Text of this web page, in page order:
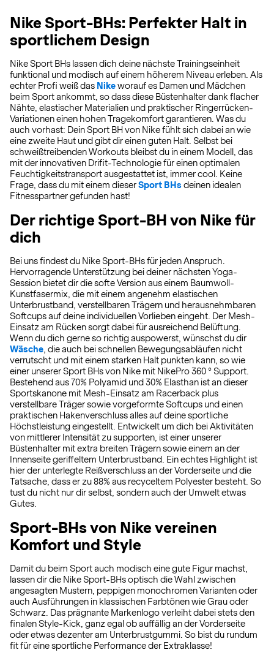
Nike Sport-BHs: Perfekter Halt in
sportlichem Design
Nike Sport BHs lassen dich deine nächste Trainingseinheit
funktional und modisch auf einem höherem Niveau erleben. Als
echter Profi weiß das Nikeworauf es Damen und Mädchen
beim Sport ankommt, so dass diese Büstenhalter dank flacher
Nähte, elastischer Materialien und praktischer Ringerrücken-
Variationen einen hohen Tragekomfort garantieren. Was du
auch vorhast: Dein Sport BH von Nike fühlt sich dabei an wie
eine zweite Haut und gibt dir einen guten Halt. Selbst bei
schweißtreibenden Workouts bleibst du in einem Modell, das
mit der innovativen Drifit-Technologie für einen optimalen
Feuchtigkeitstransport ausgestattet ist, immer cool. Keine
Frage, dass du mit einem dieserSport BHs deinen idealen
Fitnesspartner gefunden hast!
Der richtige Sport-BH von Nike für
dich
Bei uns findest du Nike Sport-BHs für jeden Anspruch.
Hervorragende Unterstützung bei deiner nächsten Yoga-
Session bietet dir die softe Version aus einem Baumwoll-
Kunstfasermix, die mit einem angenehm elastischen
Unterbrustband, verstellbaren Trägern und herausnehmbaren
Softcups auf deine individuellen Vorlieben eingeht. Der Mesh-
Einsatz am Rücken sorgt dabei für ausreichend Belüftung.
Wenn du dich gerne so richtig auspowerst, wünschst du dir
Wäsche , die auch bei schnellen Bewegungsabläufen nicht
verrutscht und mit einem starken Halt punkten kann, so wie
einer unserer Sport BHs von Nike mit NikePro 360 ° Support.
Bestehend aus 70% Polyamid und 30% Elasthan ist an dieser
Sportskanone mit Mesh-Einsatz am Racerback plus
verstellbare Träger sowie vorgeformte Softcups und einen
praktischen Hakenverschluss alles auf deine sportliche
Höchstleistung eingestellt. Entwickelt um dich bei Aktivitäten
von mittlerer Intensität zu supporten, ist einer unserer
Büstenhalter mit extra breiten Trägern sowie einem an der
Innenseite geriffeltem Unterbrustband. Ein echtes Highlight ist
hier der unterlegte Reißverschluss an der Vorderseite und die
Tatsache, dass er zu 88% aus recyceltem Polyester besteht. So
tust du nicht nur dir selbst, sondern auch der Umwelt etwas
Gutes.
Sport-BHs von Nike vereinen
Komfort und Style
Damit du beim Sport auch modisch eine gute Figur machst,
lassen dir die Nike Sport-BHs optisch die Wahl zwischen
angesagten Mustern, peppigen monochromen Varianten oder
auch Ausführungen in klassischen Farbtönen wie Grau oder
Schwarz. Das prägnante Markenlogo verleiht dabei stets den
finalen Style-Kick, ganz egal ob auffällig an der Vorderseite
oder etwas dezenter am Unterbrustgummi. So bist du rundum
fit für eine sportliche Performance der Extraklasse!